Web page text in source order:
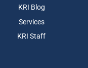
KRI Blog
Services
KRI Staff